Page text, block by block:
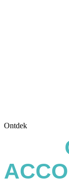
Ontdek